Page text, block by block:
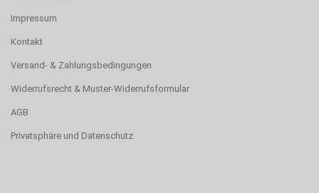
Impressum
Kontakt
Versand- & Zahlungsbedingungen
Widerrufsrecht & Muster-Widerrufsformular
AGB
Privatsphäre und Datenschutz